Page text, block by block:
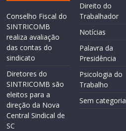
Conselho Fiscal do
SINTRICOMB
realiza avaliação
das contas do
sindicato
Diretores do
SINTRICOMB são
eleitos para a
direção da Nova
Central Sindical de
SC
Direito do
Trabalhador
Notícias
Palavra da
Presidência
Psicologia do
Trabalho
Sem categoria